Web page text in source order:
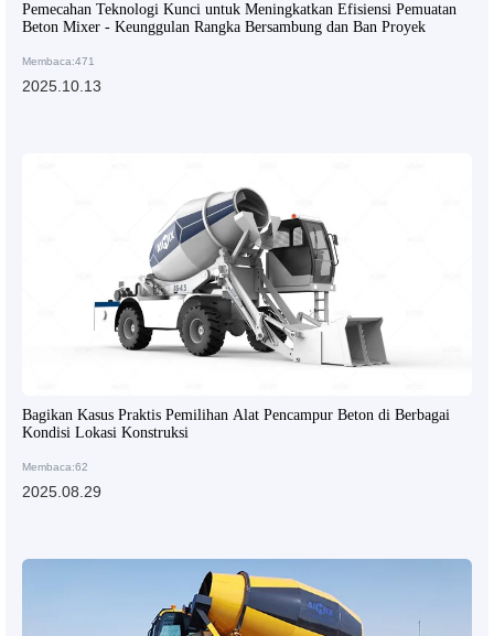
Pemecahan Teknologi Kunci untuk Meningkatkan Efisiensi Pemuatan
Beton Mixer - Keunggulan Rangka Bersambung dan Ban Proyek
Membaca:471
2025.10.13
Bagikan Kasus Praktis Pemilihan Alat Pencampur Beton di Berbagai
Kondisi Lokasi Konstruksi
Membaca:62
2025.08.29